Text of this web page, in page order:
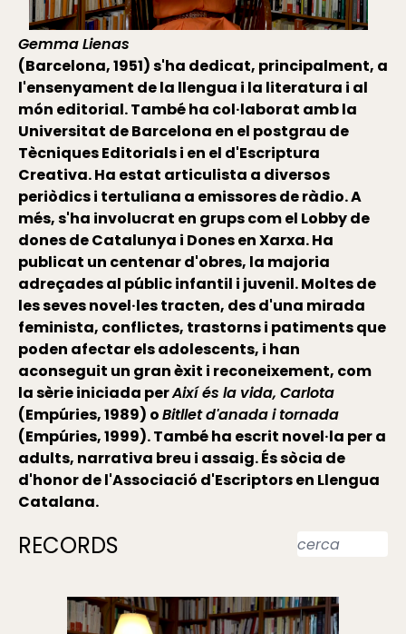
Gemma Lienas
(Barcelona, 1951) s'ha dedicat, principalment, a
l'ensenyament de la llengua i la literatura i al
món editorial. També ha col·laborat amb la
Universitat de Barcelona en el postgrau de
Tècniques Editorials i en el d'Escriptura
Creativa. Ha estat articulista a diversos
periòdics i tertuliana a emissores de ràdio. A
més, s'ha involucrat en grups com el Lobby de
dones de Catalunya i Dones en Xarxa. Ha
publicat un centenar d'obres, la majoria
adreçades al públic infantil i juvenil. Moltes de
les seves novel·les tracten, des d'una mirada
feminista, conflictes, trastorns i patiments que
poden afectar els adolescents, i han
aconseguit un gran èxit i reconeixement, com
la sèrie iniciada perAixí és la vida, Carlota
(Empúries, 1989) oBitllet d'anada i tornada
(Empúries, 1999). També ha escrit novel·la per a
adults, narrativa breu i assaig. És sòcia de
d'honor de l'Associació d'Escriptors en Llengua
Catalana.
RECORDS